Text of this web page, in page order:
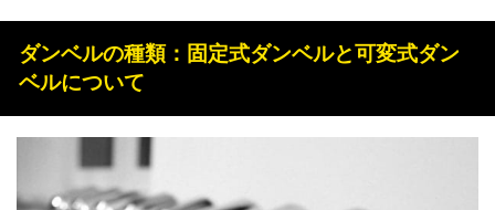
ダンベルの種類：固定式ダンベルと可変式ダン
ベルについて